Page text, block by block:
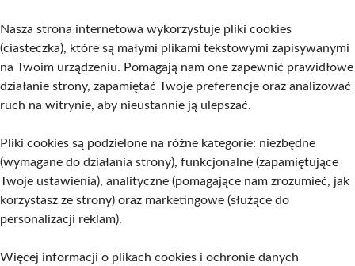
Nasza strona internetowa wykorzystuje pliki cookies
(ciasteczka), które są małymi plikami tekstowymi zapisywanymi
na Twoim urządzeniu. Pomagają nam one zapewnić prawidłowe
działanie strony, zapamiętać Twoje preferencje oraz analizować
ruch na witrynie, aby nieustannie ją ulepszać.
Pliki cookies są podzielone na różne kategorie: niezbędne
(wymagane do działania strony), funkcjonalne (zapamiętujące
Twoje ustawienia), analityczne (pomagające nam zrozumieć, jak
korzystasz ze strony) oraz marketingowe (służące do
personalizacji reklam).
Więcej informacji o plikach cookies i ochronie danych